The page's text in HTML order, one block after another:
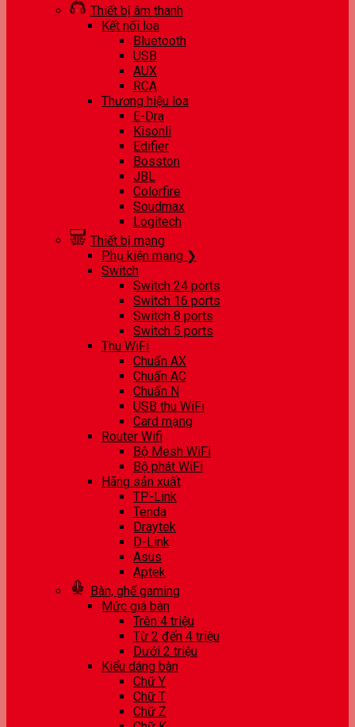
Thiết bị âm thanh
Kết nối loa
Bluetooth
USB
AUX
RCA
Thương hiệu loa
E-Dra
Kisonli
Edifier
Bosston
JBL
Colorfire
Soudmax
Logitech
Thiết bị mạng
Phụ kiện mạng ❯
Switch
Switch 24 ports
Switch 16 ports
Switch 8 ports
Switch 5 ports
Thu WiFi
Chuẩn AX
Chuẩn AC
Chuẩn N
USB thu WiFi
Card mạng
Router Wifi
Bộ Mesh WiFi
Bộ phát WiFi
Hãng sản xuất
TP-Link
Tenda
Draytek
D-Link
Asus
Aptek
Bàn, ghế gaming
Mức giá bàn
Trên 4 triệu
Từ 2 đến 4 triệu
Dưới 2 triệu
Kiểu dáng bàn
Chữ Y
Chữ T
Chữ Z